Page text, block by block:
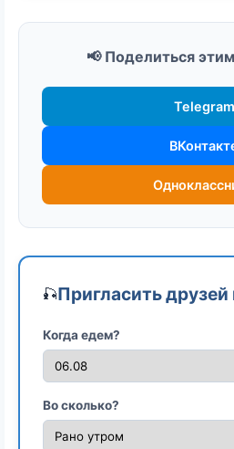
📢 Поделиться
Telegram
🎣Пригласить
Когда едем?
Во сколько?